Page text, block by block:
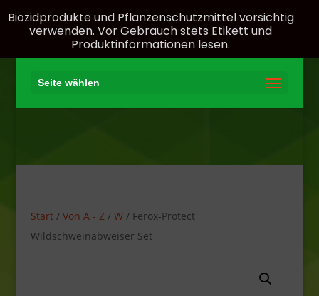
Seite wählen
Start/ Von A - Z/ W/ Ferox-Protect
Wildschweinabweiser Set
Biozidprodukte und Pflanzenschutzmittel vorsichtig
verwenden. Vor Gebrauch stets Etikett und
Produktinformationen lesen.